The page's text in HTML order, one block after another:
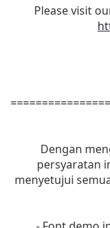
Please visit
Dengan
persyaratan
menyetujui